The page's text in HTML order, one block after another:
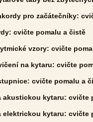
pro začátečníky:
cvičte pomalu a čistě
vzory: cvičte
na kytaru: cvičte
cvičte pomalu a
akustickou kytaru: cvičte
elektrickou kytaru: cvičte